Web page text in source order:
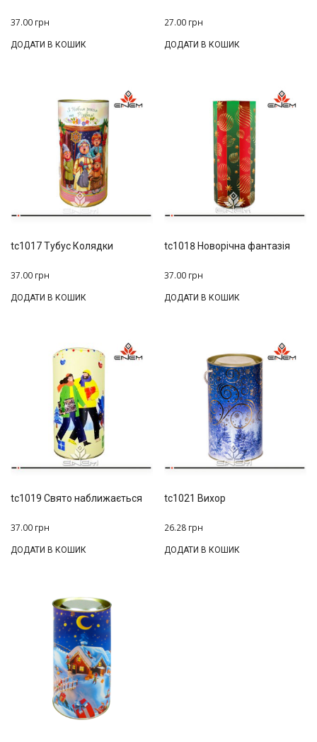
37.00 грн
ДОДАТИ В КОШИК
27.00 грн
ДОДАТИ В КОШИК
tc1017 Тубус Колядки
37.00 грн
ДОДАТИ В КОШИК
tc1018 Новорічна фантазія
37.00 грн
ДОДАТИ В КОШИК
tc1019 Свято наближається
37.00 грн
ДОДАТИ В КОШИК
tc1021 Вихор
26.28 грн
ДОДАТИ В КОШИК